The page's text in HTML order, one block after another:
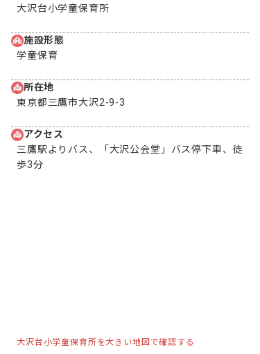
大沢台小学童保育所
施設形態
学童保育
所在地
東京都三鷹市大沢2-9-3
アクセス
三鷹駅よりバス、「大沢公会堂」バス停下車、徒
歩3分
大沢台小学童保育所を大きい地図で確認する